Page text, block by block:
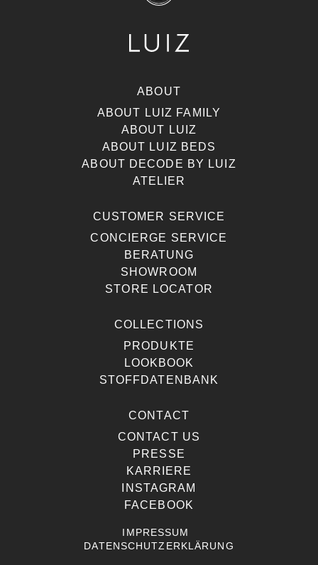
ABOUT
ABOUT LUIZ FAMILY
ABOUT LUIZ
ABOUT LUIZ BEDS
ABOUT DECODE BY LUIZ
ATELIER
CUSTOMER SERVICE
CONCIERGE SERVICE
BERATUNG
SHOWROOM
STORE LOCATOR
COLLECTIONS
PRODUKTE
LOOKBOOK
STOFFDATENBANK
CONTACT
CONTACT US
PRESSE
KARRIERE
INSTAGRAM
FACEBOOK
IMPRESSUM
DATENSCHUTZERKLÄRUNG